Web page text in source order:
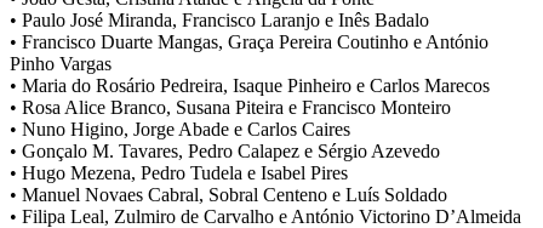
• Paulo José Miranda, Francisco Laranjo e Inês Badalo
• Francisco Duarte Mangas, Graça Pereira Coutinho e António
Pinho Vargas
• Maria do Rosário Pedreira, Isaque Pinheiro e Carlos Marecos
• Rosa Alice Branco, Susana Piteira e Francisco Monteiro
• Nuno Higino, Jorge Abade e Carlos Caires
• Gonçalo M. Tavares, Pedro Calapez e Sérgio Azevedo
• Hugo Mezena, Pedro Tudela e Isabel Pires
• Manuel Novaes Cabral, Sobral Centeno e Luís Soldado
• Filipa Leal, Zulmiro de Carvalho e António Victorino D’Almeida